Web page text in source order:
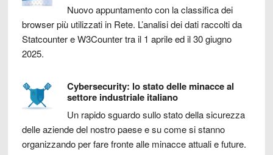
Nuovo appuntamento con la classifica dei
browser più utilizzati in Rete. L’analisi dei dati raccolti da
Statcounter e W3Counter tra il 1 aprile ed il 30 giugno
2025.
Cybersecurity: lo stato delle minacce al
settore industriale italiano
Un rapido sguardo sullo stato della sicurezza
delle aziende del nostro paese e su come si stanno
organizzando per fare fronte alle minacce attuali e future.